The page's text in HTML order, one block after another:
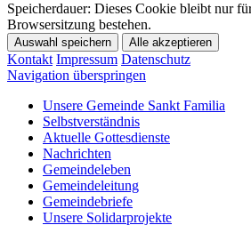
Speicherdauer: Dieses Cookie bleibt nur
Browsersitzung bestehen.
Auswahl speichern Alle akzeptieren
Kontakt Impressum Datenschutz
Navigation überspringen
Unsere Gemeinde Sankt Familia
Selbstverständnis
Aktuelle Gottesdienste
Nachrichten
Gemeindeleben
Gemeindeleitung
Gemeindebriefe
Unsere Solidarprojekte